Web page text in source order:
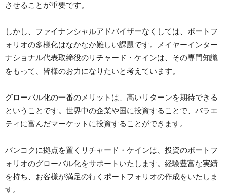
させることが重要です。
しかし、ファイナンシャルアドバイザーなくしては、ポートフ
ォリオの多様化はなかなか難しい課題です。メイヤーインター
ナショナル代表取締役のリチャード・ケインは、その専門知識
をもって、皆様のお力になりたいと考えています。
グローバル化の一番のメリットは、高いリターンを期待できる
ということです。世界中の企業や国に投資することで、バラエ
ティに富んだマーケットに投資することができます。
バンコクに拠点を置くリチャード・ケインは、投資のポートフ
ォリオのグローバル化をサポートいたします。経験豊富な実績
を持ち、お客様が満足の行くポートフォリオの作成をいたしま
す。